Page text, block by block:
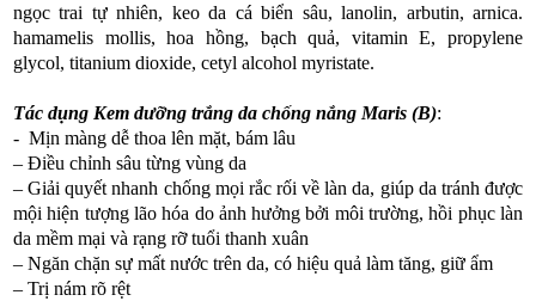
ngọc trai tự nhiên, keo da cá biển sâu, lanolin, arbutin, arnica.
hamamelis mollis, hoa hồng, bạch quả, vitamin E, propylene
glycol, titanium dioxide, cetyl alcohol myristate.
Tác dụng Kem dưỡng trắng da chống nắng Maris (B):
- Mịn màng dễ thoa lên mặt, bám lâu
– Điều chỉnh sâu từng vùng da
– Giải quyết nhanh chống mọi rắc rối về làn da, giúp da tránh được
mội hiện tượng lão hóa do ảnh hưởng bởi môi trường, hồi phục làn
da mềm mại và rạng rỡ tuổi thanh xuân
– Ngăn chặn sự mất nước trên da, có hiệu quả làm tăng, giữ ẩm
– Trị nám rõ rệt